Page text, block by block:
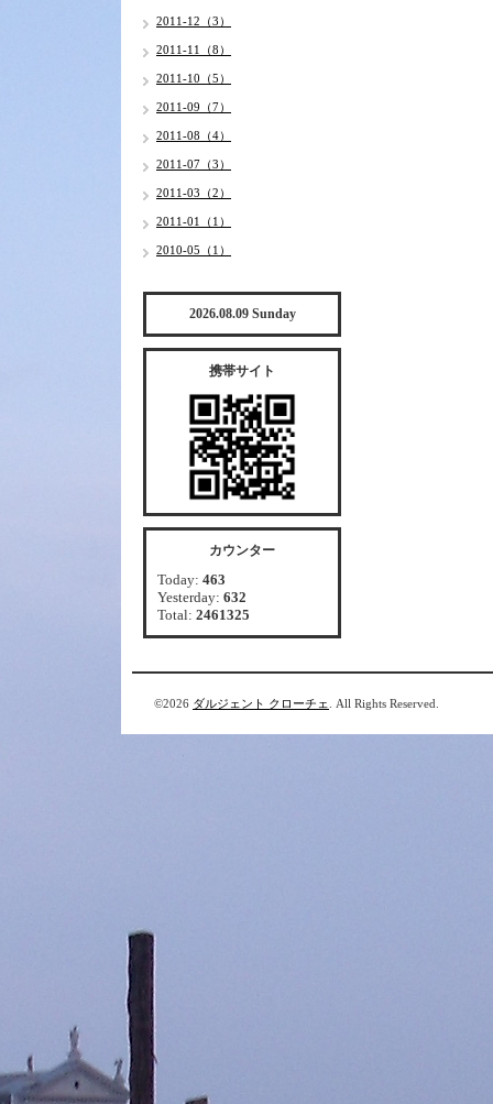
2011-12（3）
2011-11（8）
2011-10（5）
2011-09（7）
2011-08（4）
2011-07（3）
2011-03（2）
2011-01（1）
2010-05（1）
2026.08.09 Sunday
携帯サイト
カウンター
Today: 463
Yesterday: 632
Total: 2461325
©2026 ダルジェント クローチェ . All Rights Reserved.